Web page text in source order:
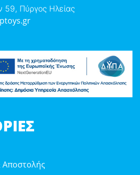
59, Πύργος Ηλείας